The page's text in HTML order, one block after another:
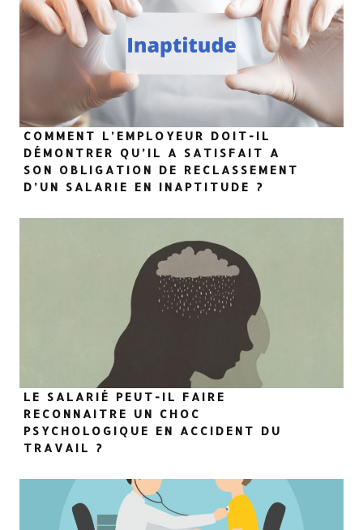
COMMENT L’EMPLOYEUR DOIT-IL
DÉMONTRER QU’IL A SATISFAIT A
SON OBLIGATION DE RECLASSEMENT
D’UN SALARIE EN INAPTITUDE ?
LE SALARIÉ PEUT-IL FAIRE
RECONNAITRE UN CHOC
PSYCHOLOGIQUE EN ACCIDENT DU
TRAVAIL ?